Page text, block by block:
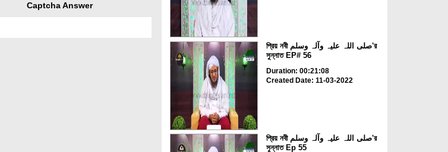
Captcha Answer
প্রিয় নবী صلی اللہ علیہ وآلہ وسلم'র
সুন্নাত EP# 56
Duration: 00:21:08
Created Date: 11-03-2022
প্রিয় নবী صلی اللہ علیہ وآلہ وسلم'র
সুন্নাত Ep 55